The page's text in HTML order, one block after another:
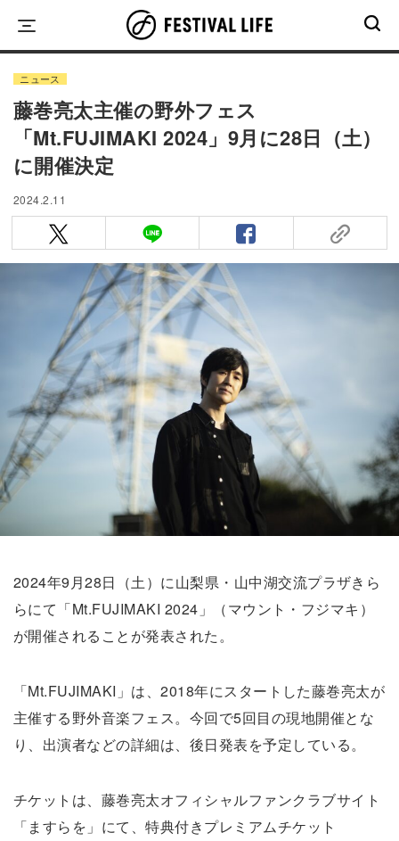
content
ニュース
藤巻亮太主催の野外フェス
「Mt.FUJIMAKI 2024」9月に28日（土）
に開催決定
2024.2.11
2024年9月28日（土）に山梨県・山中湖交流プラザきら
らにて「Mt.FUJIMAKI 2024」（マウント・フジマキ）
が開催されることが発表された。
「Mt.FUJIMAKI」は、2018年にスタートした藤巻亮太が
主催する野外音楽フェス。今回で5回目の現地開催とな
り、出演者などの詳細は、後日発表を予定している。
チケットは、藤巻亮太オフィシャルファンクラブサイト
「ますらを」にて、特典付きプレミアムチケット